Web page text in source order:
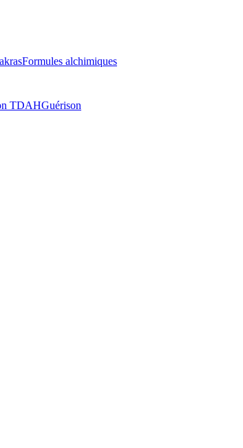
Formules alchimiques
TDAHGuérison